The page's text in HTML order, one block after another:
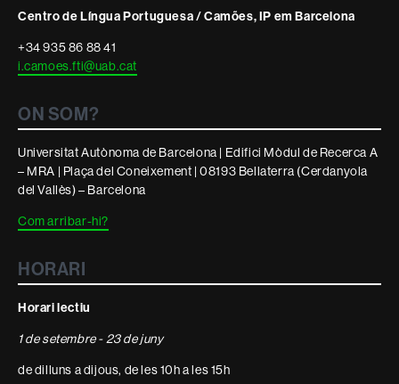
informació
legal
Centro de Língua Portuguesa / Camões, IP em Barcelona
+34 935 86 88 41
i.camoes.fti@uab.cat
ON SOM?
Universitat Autònoma de Barcelona | Edifici Mòdul de Recerca A
– MRA | Plaça del Coneixement | 08193 Bellaterra (Cerdanyola
del Vallès) – Barcelona
Com arribar-hi?
HORARI
Horari lectiu
1 de setembre - 23 de juny
de dilluns a dijous, de les 10h a les 15h